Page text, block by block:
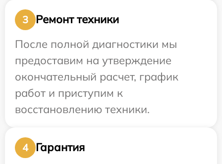
3
Ремонт техники
После полной диагностики мы
предоставим на утверждение
окончательный расчет, график
работ и приступим к
восстановлению техники.
4
Гарантия